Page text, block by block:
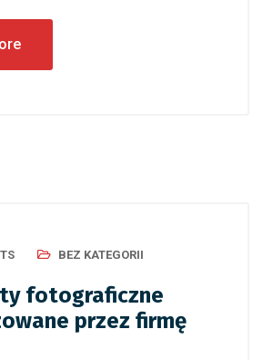
BEZ KATEGORII
fotograficzne
przez firmę